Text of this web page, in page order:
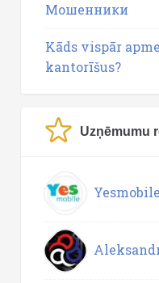
Мошенники
Kāds vispār
kantorīšus?
Uzņēmumu